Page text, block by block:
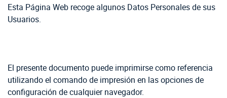
Esta Página Web recoge algunos Datos Personales de sus
Usuarios.
El presente documento puede imprimirse como referencia
utilizando el comando de impresión en las opciones de
configuración de cualquier navegador.